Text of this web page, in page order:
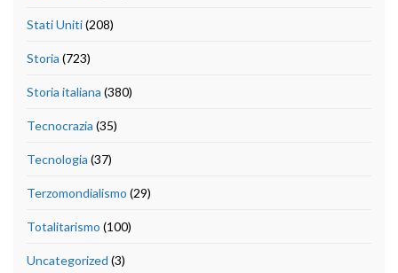
Stati Uniti(208)
Storia (723)
Storia italiana (380)
Tecnocrazia (35)
Tecnologia (37)
Terzomondialismo (29)
Totalitarismo (100)
Uncategorized (3)